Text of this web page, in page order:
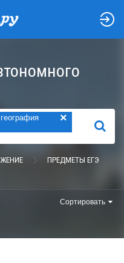
×
НАЙТИ
ПРЕДМЕТЫ ЕГЭ
Сортировать